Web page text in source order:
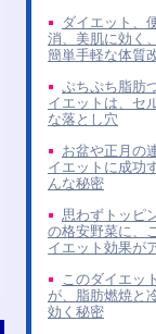
ダイエット、
消、美肌に効く
簡単手軽な体質
ぷちぷち脂肪
イエットは、セ
な落とし穴
お盆や正月の
イエットに成功
んな秘密
思わずトッピ
の格安野菜に、
イエット効果が
このダイエッ
が、脂肪燃焼と
効く秘密